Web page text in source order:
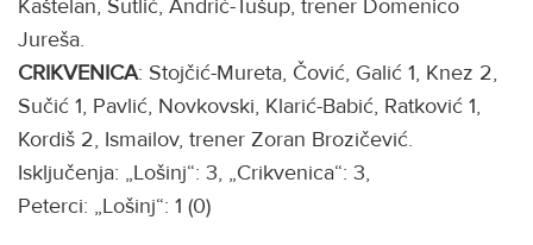
Kaštelan, Sutlić, Andrić-Tušup, trener Domenico
Jureša.
CRIKVENICA: Stojčić-Mureta, Čović, Galić 1, Knez 2,
Sučić 1, Pavlić, Novkovski, Klarić-Babić, Ratković 1,
Kordiš 2, Ismailov, trener Zoran Brozičević.
Isključenja: „Lošinj“: 3, „Crikvenica“: 3,
Peterci: „Lošinj“: 1 (0)